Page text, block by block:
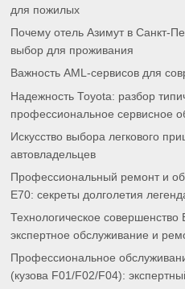
для пожилых
Почему отель Азимут в Санкт-
выбор для проживания
Важность AML-сервисов для
Надежность Toyota: разбор
профессиональное сервисное
Искусство выбора легкового
автовладельцев
Профессиональный ремонт и
E70: секреты долголетия
Технологическое
экспертное обслуживание и
Профессиональное
(кузова F01/F02/F04):